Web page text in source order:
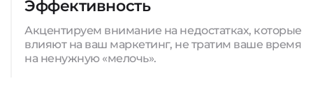
Эффективность
Акцентируем внимание на недостатках, которые
влияют на ваш маркетинг, не тратим ваше время
на ненужную «мелочь».